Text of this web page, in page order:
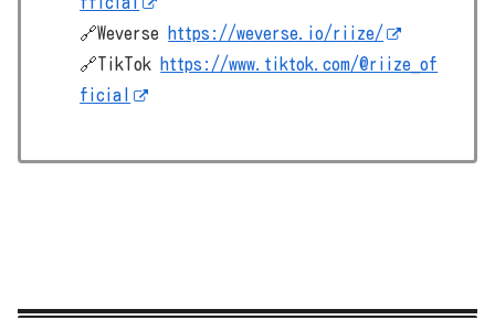
🔗Weverse
https://weverse.io/riize/
🔗TikTok
https://www.tiktok.com/@riize_of
ficial